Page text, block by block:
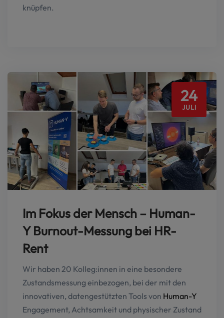
knüpfen.
24
JULI
Im Fokus der Mensch – Human-
Y Burnout-Messung bei HR-
Rent
Wir haben 20 Kolleg:innen in eine besondere
Zustandsmessung einbezogen, bei der mit den
innovativen, datengestützten Tools von Human-Y
Engagement, Achtsamkeit und physischer Zustand